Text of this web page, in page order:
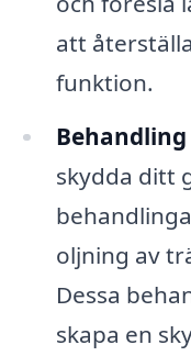
att
funktion.
skydda ditt
oljning av
Dessa
skapa en